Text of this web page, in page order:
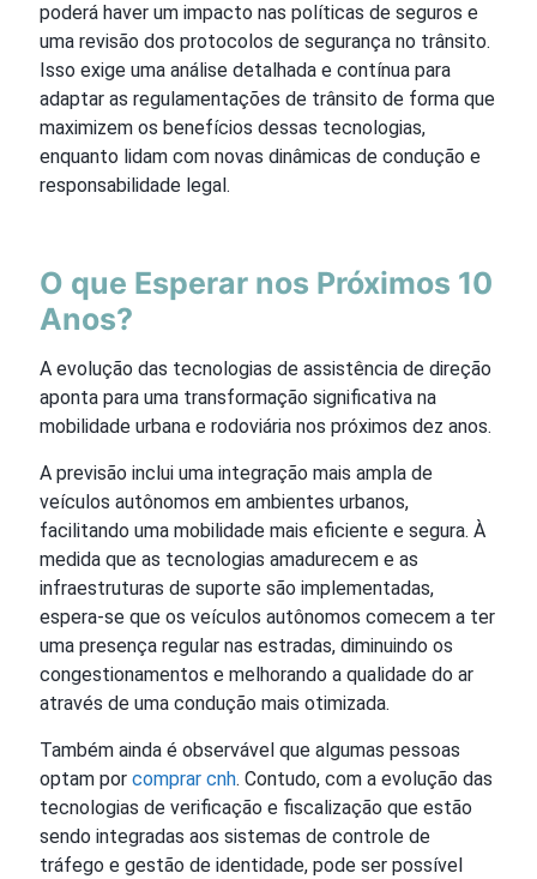
poderá haver um impacto nas políticas de seguros e
uma revisão dos protocolos de segurança no trânsito.
Isso exige uma análise detalhada e contínua para
adaptar as regulamentações de trânsito de forma que
maximizem os benefícios dessas tecnologias,
enquanto lidam com novas dinâmicas de condução e
responsabilidade legal.
O que Esperar nos Próximos 10
Anos?
A evolução das tecnologias de assistência de direção
aponta para uma transformação significativa na
mobilidade urbana e rodoviária nos próximos dez anos.
A previsão inclui uma integração mais ampla de
veículos autônomos em ambientes urbanos,
facilitando uma mobilidade mais eficiente e segura. À
medida que as tecnologias amadurecem e as
infraestruturas de suporte são implementadas,
espera-se que os veículos autônomos comecem a ter
uma presença regular nas estradas, diminuindo os
congestionamentos e melhorando a qualidade do ar
através de uma condução mais otimizada.
Também ainda é observável que algumas pessoas
optam por comprar cnh. Contudo, com a evolução das
tecnologias de verificação e fiscalização que estão
sendo integradas aos sistemas de controle de
tráfego e gestão de identidade, pode ser possível